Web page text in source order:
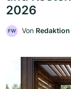
2026
FW Von